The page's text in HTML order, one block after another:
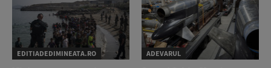
EDITIADEDIMINEATA.RO ADEVARUL